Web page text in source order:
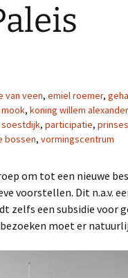
van veen, emiel roemer,
, koning willem alexander
, participatie,
bossen, vormingscentrum
om tot een nieuwe
voorstellen. Dit n.a.v.
zelfs een subsidie voor
moet er